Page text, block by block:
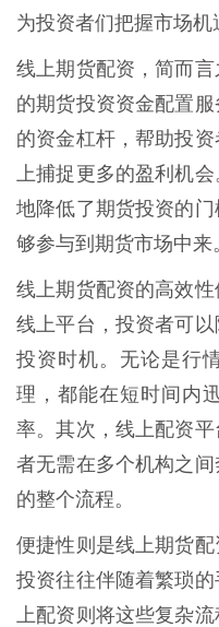
为投资者们把握市场机
线上期货配资，简而
的期货投资资金配置
的资金杠杆，帮助投
上捕捉更多的盈利机
地降低了期货投资的
够参与到期货市场中来
线上期货配资的高效
线上平台，投资者可
投资时机。无论是行
理，都能在短时间内
率。其次，线上配资
者无需在多个机构之
的整个流程。
便捷性则是线上期货
投资往往伴随着繁琐
上配资则将这些复杂